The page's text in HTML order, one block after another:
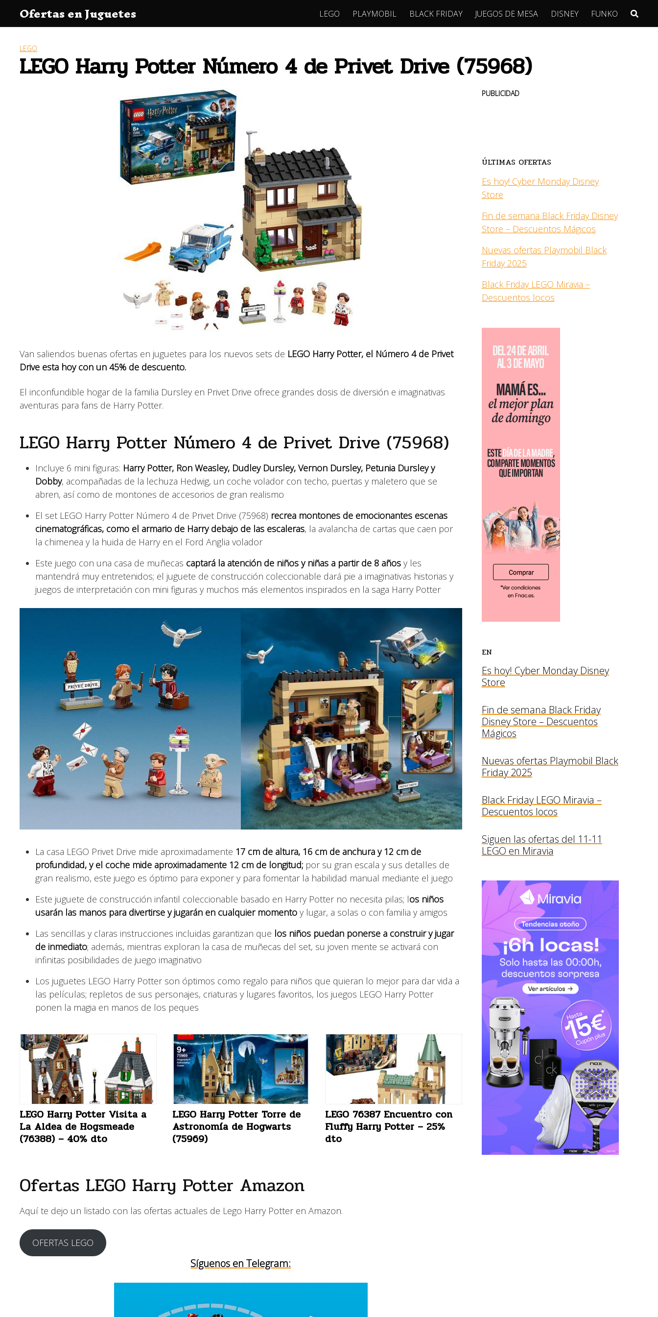
contenido
Ofertas en Juguetes LEGO PLAYMOBIL BLACK FRIDAY JUEGOS DE MESA DISNEY FUNKO
LEGO
LEGO Harry Potter Número 4 de Privet Drive (75968)
Van saliendos buenas ofertas en juguetes para los nuevos sets de LEGO Harry Potter, el Número 4 de Privet
Drive esta hoy con un 45% de descuento.
El inconfundible hogar de la familia Dursley en Privet Drive ofrece grandes dosis de diversión e imaginativas
aventuras para fans de Harry Potter.
LEGO Harry Potter Número 4 de Privet Drive (75968)
Incluye 6 mini figuras: Harry Potter, Ron Weasley, Dudley Dursley, Vernon Dursley, Petunia Dursley y
Dobby, acompañadas de la lechuza Hedwig, un coche volador con techo, puertas y maletero que se
abren, así como de montones de accesorios de gran realismo
El set LEGO Harry Potter Número 4 de Privet Drive (75968) recrea montones de emocionantes escenas
cinematográficas, como el armario de Harry debajo de las escaleras, la avalancha de cartas que caen por
la chimenea y la huida de Harry en el Ford Anglia volador
Este juego con una casa de muñecas captará la atención de niños y niñas a partir de 8 años y les
mantendrá muy entretenidos; el juguete de construcción coleccionable dará pie a imaginativas historias y
juegos de interpretación con mini figuras y muchos más elementos inspirados en la saga Harry Potter
La casa LEGO Privet Drive mide aproximadamente 17 cm de altura, 16 cm de anchura y 12 cm de
profundidad, y el coche mide aproximadamente 12 cm de longitud; por su gran escala y sus detalles de
gran realismo, este juego es óptimo para exponer y para fomentar la habilidad manual mediante el juego
Este juguete de construcción infantil coleccionable basado en Harry Potter no necesita pilas; los niños
usarán las manos para divertirse y jugarán en cualquier momento y lugar, a solas o con familia y amigos
Las sencillas y claras instrucciones incluidas garantizan que los niños puedan ponerse a construir y jugar
de inmediato; además, mientras exploran la casa de muñecas del set, su joven mente se activará con
infinitas posibilidades de juego imaginativo
Los juguetes LEGO Harry Potter son óptimos como regalo para niños que quieran lo mejor para dar vida a
las películas; repletos de sus personajes, criaturas y lugares favoritos, los juegos LEGO Harry Potter
ponen la magia en manos de los peques
LEGO Harry Potter Visita a
La Aldea de Hogsmeade
(76388) – 40% dto
LEGO Harry Potter Torre de
Astronomía de Hogwarts
(75969)
LEGO 76387 Encuentro con
Fluffy Harry Potter – 25%
dto
Ofertas LEGO Harry Potter Amazon
Aquí te dejo un listado con las ofertas actuales de Lego Harry Potter en Amazon.
OFERTAS LEGO
Síguenos en Telegram:
PUBLICIDAD
ÚLTIMAS OFERTAS
Es hoy! Cyber Monday Disney
Store
Fin de semana Black Friday Disney
Store – Descuentos Mágicos
Nuevas ofertas Playmobil Black
Friday 2025
Black Friday LEGO Miravia –
Descuentos locos
EN
Es hoy! Cyber Monday Disney
Store
Fin de semana Black Friday
Disney Store – Descuentos
Mágicos
Nuevas ofertas Playmobil Black
Friday 2025
Black Friday LEGO Miravia –
Descuentos locos
Siguen las ofertas del 11-11
LEGO en Miravia